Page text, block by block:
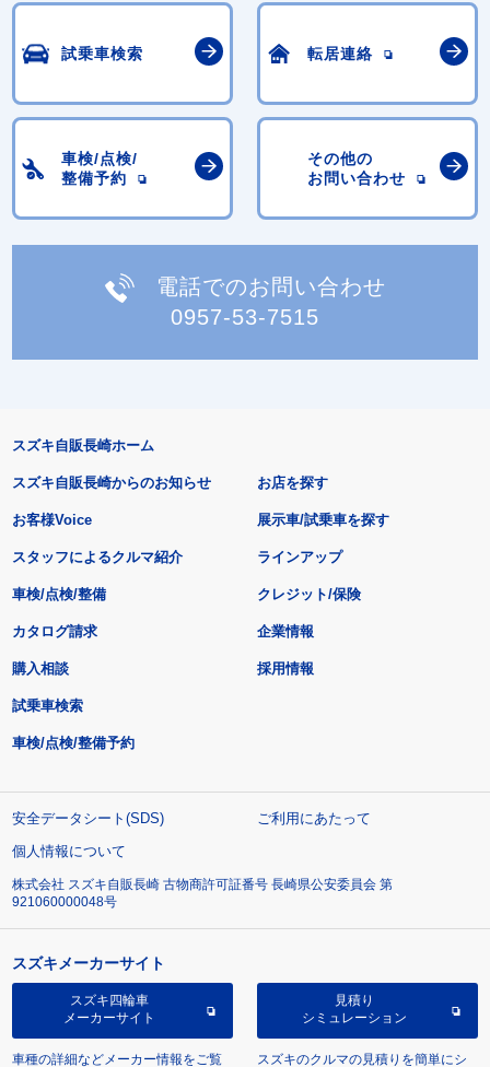
試乗車検索 転居連絡
車検/点検/
整備予約
その他の
お問い合わせ
電話でのお問い合わせ
0957-53-7515
スズキ自販長崎ホーム
スズキ自販長崎からのお知らせ
お客様Voice
スタッフによるクルマ紹介
お店を探す
展示車/試乗車を探す
ラインアップ
車検/点検/整備 クレジット/保険
カタログ請求
購入相談
試乗車検索
車検/点検/整備予約
企業情報
採用情報
安全データシート(SDS)
ご利用にあたって
個人情報について
株式会社 スズキ自販長崎 古物商許可証番号 長崎県公安委員会 第
921060000048号
スズキメーカーサイト
スズキ四輪車
メーカーサイト
車種の詳細などメーカー情報をご覧
見積り
シミュレーション
スズキのクルマの見積りを簡単にシ